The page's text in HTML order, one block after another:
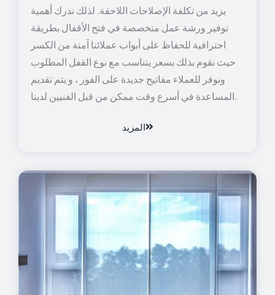
يزيد من تكلفة الإصلاحات اللاحقة. لذلك ندرك أهمية
توفير ورشة عمل متخصصة في فتح الأقفال بطريقة
احترافية للحفاظ على أبواب عملائنا آمنة من الكسر
حيث نقوم بذلك بسعر يتناسب مع نوع القفل المطلوب
ونوفر للعملاء مفاتيح جديدة على الفور ، و يتم تقديم
المساعدة في أسرع وقت ممكن من قبل الفنيين لدينا.
المزيد